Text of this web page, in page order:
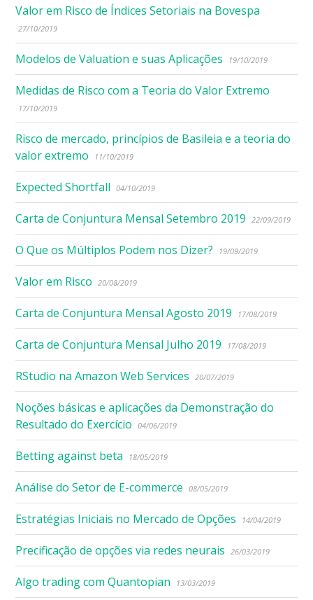
Valor em Risco de Índices Setoriais na Bovespa
27/10/2019
Modelos de Valuation e suas Aplicações 19/10/2019
Medidas de Risco com a Teoria do Valor Extremo
17/10/2019
Risco de mercado, princípios de Basileia e a teoria do
valor extremo
11/10/2019
Expected Shortfall 04/10/2019
Carta de Conjuntura Mensal Setembro 2019 22/09/2019
O Que os Múltiplos Podem nos Dizer? 19/09/2019
Valor em Risco 20/08/2019
Carta de Conjuntura Mensal Agosto 2019 17/08/2019
Carta de Conjuntura Mensal Julho 2019 17/08/2019
RStudio na Amazon Web Services 20/07/2019
Noções básicas e aplicações da Demonstração do
Resultado do Exercício
04/06/2019
Betting against beta 18/05/2019
Análise do Setor de E-commerce 08/05/2019
Estratégias Iniciais no Mercado de Opções 14/04/2019
Precificação de opções via redes neurais 26/03/2019
Algo trading com Quantopian 13/03/2019